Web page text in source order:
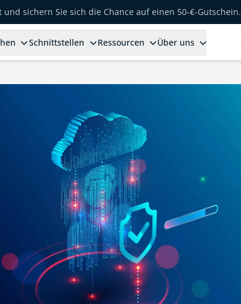
sichern Sie sich die Chance auf einen 50-€-Gutschein.
Schnittstellen Ressourcen Über uns